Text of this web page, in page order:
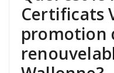
Certificats
promotion